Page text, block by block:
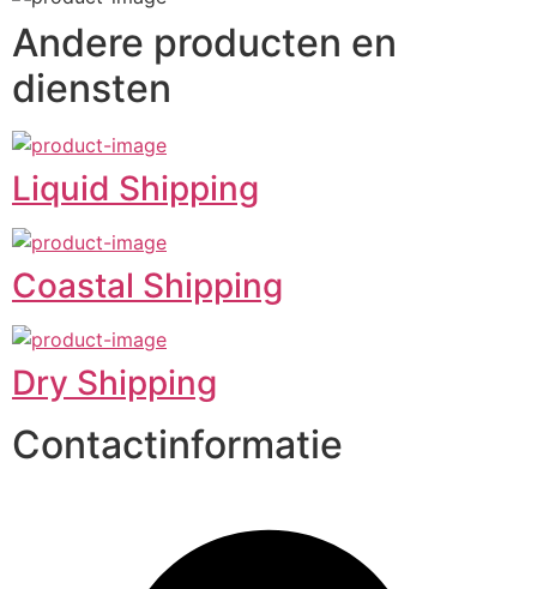
Andere producten en
diensten
Liquid Shipping
Coastal Shipping
Dry Shipping
Contactinformatie